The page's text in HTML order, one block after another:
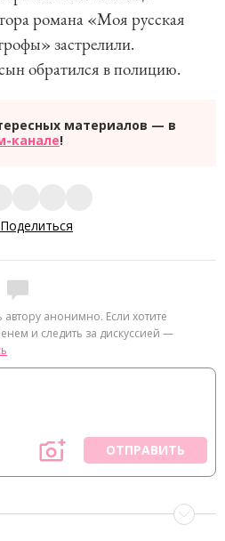
романа «Моя русская
застрелили.
обратился в полицию.
материалов — в
канале!
Поделиться
анонимно. Если хотите
и следить за дискуссией —
ОТПРАВИТЬ